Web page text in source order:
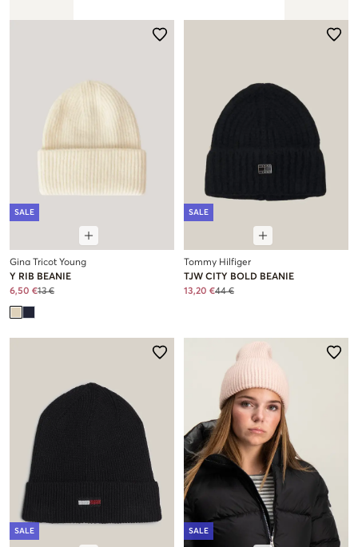
SALE
Gina Tricot Young
Y RIB BEANIE
6,50 €13 €
SALE
Tommy Hilfiger
TJW CITY BOLD BEANIE
13,20 €44 €
SALE SALE